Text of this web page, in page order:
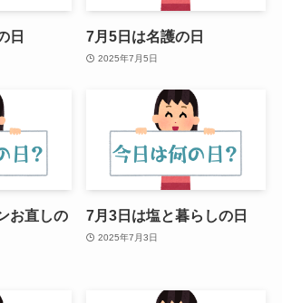
日 7月5日は名護の日
2025年7月5日
お直しの
7月3日は塩と暮らしの日
2025年7月3日